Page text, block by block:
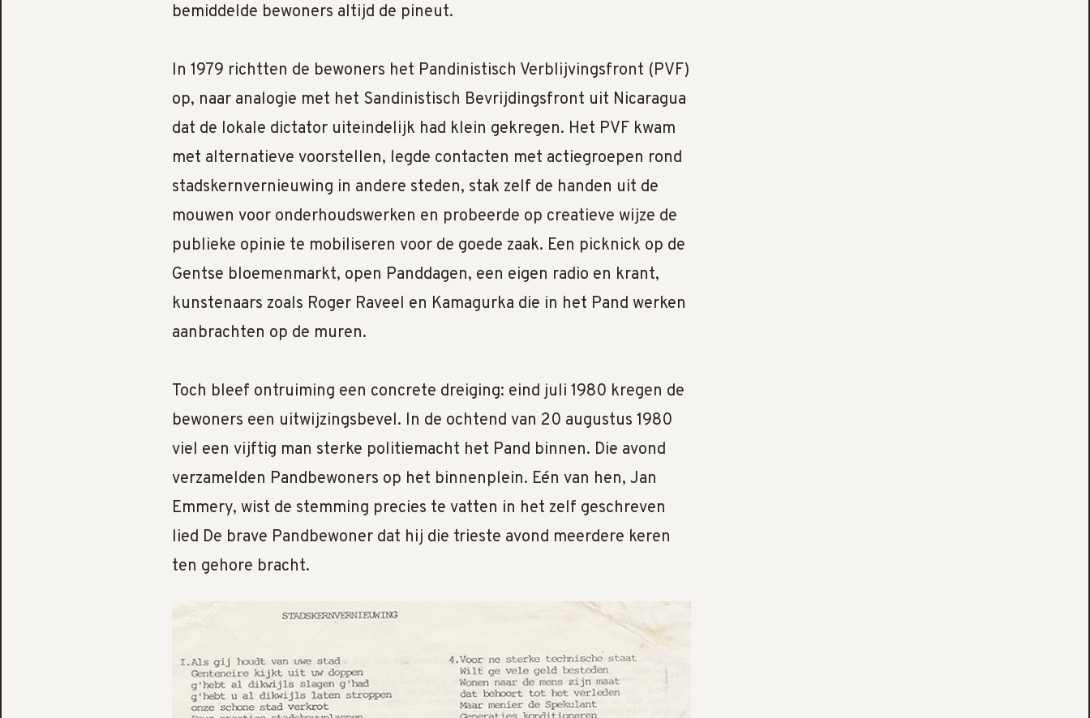
bemiddelde bewoners altijd de pineut.
In 1979 richtten de bewoners het Pandinistisch Verblijvingsfront (PVF)
op, naar analogie met het Sandinistisch Bevrijdingsfront uit Nicaragua
dat de lokale dictator uiteindelijk had klein gekregen. Het PVF kwam
met alternatieve voorstellen, legde contacten met actiegroepen rond
stadskernvernieuwing in andere steden, stak zelf de handen uit de
mouwen voor onderhoudswerken en probeerde op creatieve wijze de
publieke opinie te mobiliseren voor de goede zaak. Een picknick op de
Gentse bloemenmarkt, open Panddagen, een eigen radio en krant,
kunstenaars zoals Roger Raveel en Kamagurka die in het Pand werken
aanbrachten op de muren.
Toch bleef ontruiming een concrete dreiging: eind juli 1980 kregen de
bewoners een uitwijzingsbevel. In de ochtend van 20 augustus 1980
viel een vijftig man sterke politiemacht het Pand binnen. Die avond
verzamelden Pandbewoners op het binnenplein. Eén van hen, Jan
Emmery, wist de stemming precies te vatten in het zelf geschreven
lied De brave Pandbewoner dat hij die trieste avond meerdere keren
ten gehore bracht.